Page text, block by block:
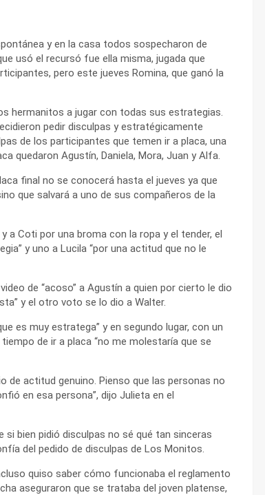
y en la casa todos sospecharon de
usó el recursó fue ella misma, jugada que
pero este jueves Romina, que ganó la
hermanitos a jugar con todas sus estrategias.
pedir disculpas y estratégicamente
de los participantes que temen ir a placa, una
quedaron Agustín, Daniela, Mora, Juan y Alfa.
final no se conocerá hasta el jueves ya que
que salvará a uno de sus compañeros de la
Coti por una broma con la ropa y el tender, el
y uno a Lucila “por una actitud que no le
de “acoso” a Agustín a quien por cierto le dio
y el otro voto se lo dio a Walter.
es muy estratega” y en segundo lugar, con un
de ir a placa “no me molestaría que se
de actitud genuino. Pienso que las personas no
en esa persona”, dijo Julieta en el
si bien pidió disculpas no sé qué tan sinceras
del pedido de disculpas de Los Monitos.
quiso saber cómo funcionaba el reglamento
aseguraron que se trataba del joven platense,